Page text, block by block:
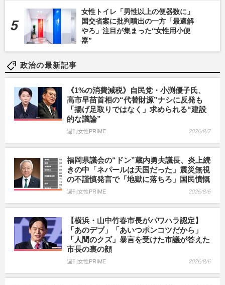
女性トイレ「男性以上の便器数に」
国交省案に批判噴出の一方「最適解
やろ」注目が集まった“女性用小便
器”
政治の最新記事
《1%の消費減税》自民党・小渕優子氏、
高市早苗首相の“代替財源”ナシに反発も
「揚げ足取りではなく」求められる“建設
的な議論”
週刊女性PRIME 2026/8/7
福岡県議会の“ドン”蔵内勇夫議長、炎上続
きの中「ネパールは天国だった」震災無視
の不謹慎発言で「地獄に落ちろ」国民憤慨
週刊女性PRIME 2026/8/6
【横浜・山中竹春市長がパワハラ認定】
「あのデブ」「あいつポンコツだから」
「人間のクズ」暴言を受けた市議が答えた
市長の裏の顔
週刊女性PRIME 2026/8/6